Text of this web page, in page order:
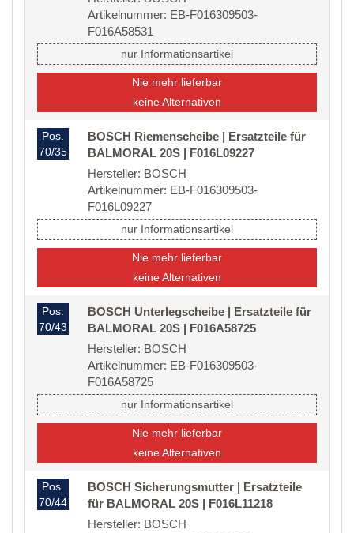
Artikelnummer: EB-F016309503-
F016A58531
nur Informationsartikel
Nie mehr lieferbar
keine Alternativen
Pos.
70/35
BOSCH Riemenscheibe | Ersatzteile für
BALMORAL 20S | F016L09227
Hersteller: BOSCH
Artikelnummer: EB-F016309503-
F016L09227
nur Informationsartikel
Nie mehr lieferbar
keine Alternativen
Pos.
70/43
BOSCH Unterlegscheibe | Ersatzteile für
BALMORAL 20S | F016A58725
Hersteller: BOSCH
Artikelnummer: EB-F016309503-
F016A58725
nur Informationsartikel
Nie mehr lieferbar
keine Alternativen
Pos.
70/44
BOSCH Sicherungsmutter | Ersatzteile
für BALMORAL 20S | F016L11218
Hersteller: BOSCH